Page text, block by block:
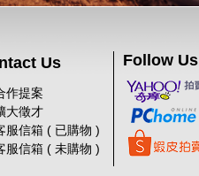
Us
作提案
大徵才
服信箱 ( 已購物 )
服信箱 ( 未購物 )
Follow Us